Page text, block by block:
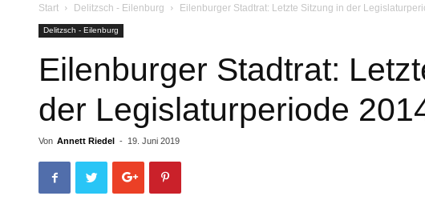
Start Delitzsch - Eilenburg Eilenburger Stadtrat: Letzte Sitzung in der
Delitzsch - Eilenburg
Eilenburger Stadtrat:
der Legislaturperiode
Von Annett Riedel - 19. Juni 2019